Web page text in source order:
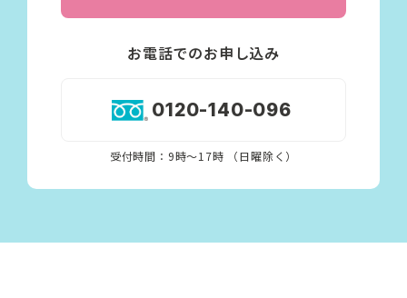
お電話でのお申し込み
0120-140-096
受付時間：9時〜17時 （日曜除く）